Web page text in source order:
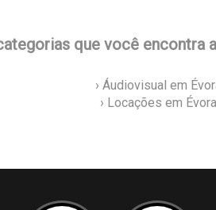
que você encontra
› Áudiovisual em
› Locações em Évora